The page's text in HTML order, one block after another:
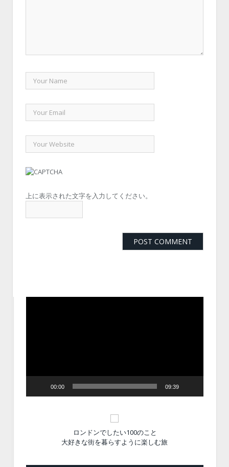
上に表示された文字を入力してください。
00:00 09:39
ロンドンでしたい100のこと
大好きな街を暮らすように楽しむ旅